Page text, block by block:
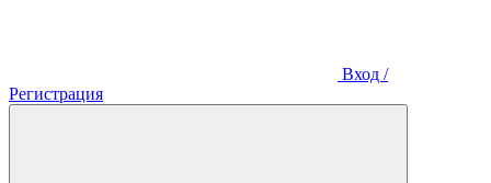
Вход /
Регистрация